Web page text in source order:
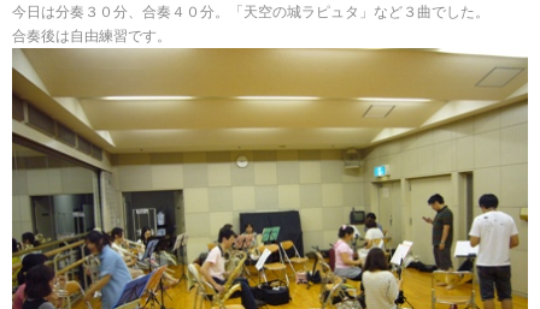
今日は分奏３０分、合奏４０分。「天空の城ラピュタ」など３曲でした。
合奏後は自由練習です。